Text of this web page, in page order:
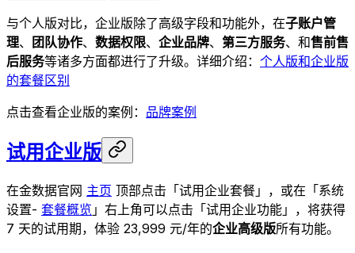
与个人版对比，企业版除了高级字段和功能外，在子账户管
理、 团队协作、 数据权限、 企业品牌、 第三方服务、和售前售
后服务等诸多方面都进行了升级。详细介绍： 个人版和企业版
的套餐区别
点击查看企业版的案例： 品牌案例
试用企业版
在金数据官网 主页 顶部点击「试用企业套餐」，或在「系统
设置- 套餐概览 」右上角可以点击「试用企业功能」，将获得
7 天的试用期，体验 23,999 元/年的企业高级版所有功能。